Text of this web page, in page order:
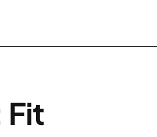
Fit